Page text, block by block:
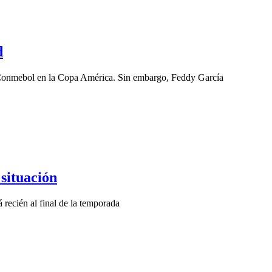
en la Copa América. Sin embargo, Feddy García
al final de la temporada